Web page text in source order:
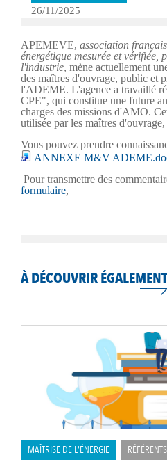
26/11/2025
APEMEVE, association
énergétique mesurée et vérifiée,
l'industrie, mène actuellement
des maîtres d'ouvrage, public et
l'ADEME. L'agence a travaillé
CPE", qui constitue une future
charges des missions d'AMO.
utilisée par les maîtres
Vous pouvez prendre
ANNEXE M&V
Pour transmettre des
formulaire,
À DÉCOUVRIR ÉGALEMENT
MAÎTRISE DE L'ÉNERGIE